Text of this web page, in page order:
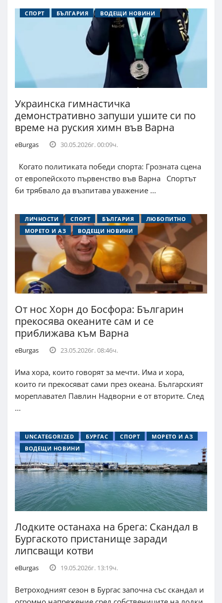
СПОРТ БЪЛГАРИЯ ВОДЕЩИ НОВИНИ
Украинска гимнастичка
демонстративно запуши ушите си по
време на руския химн във Варна
eBurgas 30.05.2026г. 00:09ч.
Когато политиката победи спорта: Грозната сцена
от европейското първенство във Варна Спортът
би трябвало да възпитава уважение ...
ЛИЧНОСТИ СПОРТ БЪЛГАРИЯ
ЛЮБОПИТНО
МОРЕТО И АЗ
ВОДЕЩИ НОВИНИ
От нос Хорн до Босфора: Българин
прекосява океаните сам и се
приближава към Варна
eBurgas 23.05.2026г. 08:46ч.
Има хора, които говорят за мечти. Има и хора,
които ги прекосяват сами през океана. Българският
мореплавател Павлин Надворни е от вторите. След
...
UNCATEGORIZED БУРГАС СПОРТ
МОРЕТО И АЗ
ВОДЕЩИ НОВИНИ
Лодките останаха на брега: Скандал в
Бургаското пристанище заради
липсващи котви
eBurgas 19.05.2026г. 13:19ч.
Ветроходният сезон в Бургас започна със скандал и